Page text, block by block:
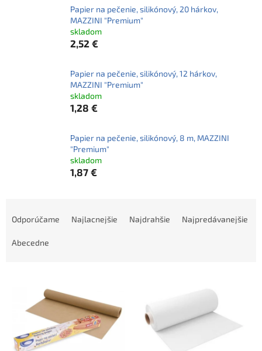
Papier na pečenie, silikónový, 20 hárkov,
MAZZINI "Premium"
skladom
2,52 €
Papier na pečenie, silikónový, 12 hárkov,
MAZZINI "Premium"
skladom
1,28 €
Papier na pečenie, silikónový, 8 m, MAZZINI
"Premium"
skladom
1,87 €
Odporúčame Najlacnejšie Najdrahšie Najpredávanejšie
Abecedne